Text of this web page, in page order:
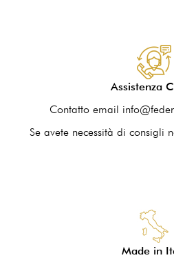
Assistenza
Contatto email
Se avete necessità di consigli
Made in